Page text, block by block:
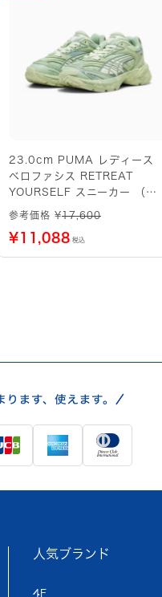
23.0cm PUMA レディース
ベロファシス RETREAT
YOURSELF スニーカー （グ
リーン系）
参考価格 ¥17,600
¥11,088 税込
人気ブランド
4F